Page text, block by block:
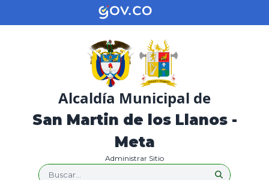
Alcaldía Municipal de
San Martin de los Llanos -
Meta
Administrar Sitio
Buscar...